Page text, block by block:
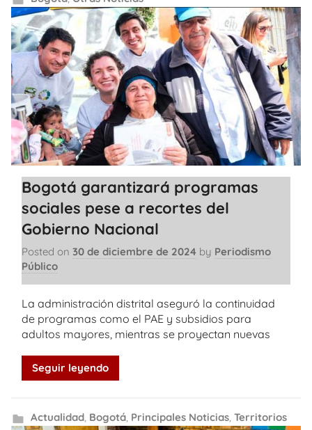
Bogotá garantizará programas
sociales pese a recortes del
Gobierno Nacional
Posted on 30 de diciembre de 2024 by Periodismo
Público
La administración distrital aseguró la continuidad
de programas como el PAE y subsidios para
adultos mayores, mientras se proyectan nuevas
Seguir leyendo
Actualidad, Bogotá, Principales Noticias, Territorios